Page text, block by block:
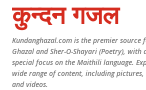
कुन्दन गजल
Kundanghazal.com is the premier source
Ghazal and Sher-O-Shayari (Poetry), with
special focus on the Maithili language.
wide range of content, including pictures,
and videos.